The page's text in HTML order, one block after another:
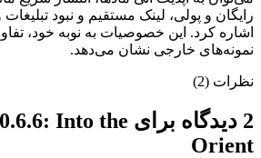
رایگان و پولی، لینک مستقیم و نبود
اشاره کرد. این خصوصیات به نوبه خود،
نمونه‌های خارجی نشان می‌دهد.
نظرات (2)
2 دیدگاه برای
Into the
Orient